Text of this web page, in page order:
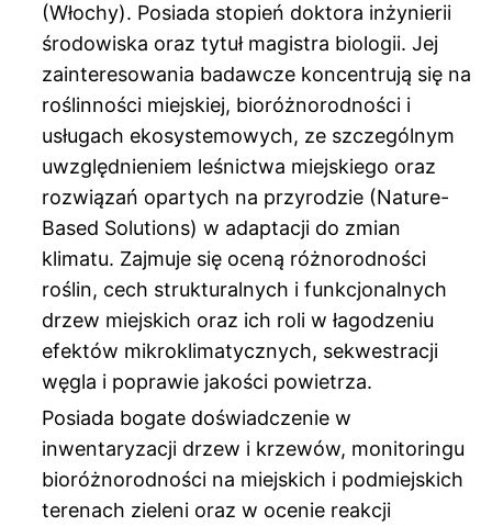
(Włochy). Posiada stopień doktora inżynierii
środowiska oraz tytuł magistra biologii. Jej
zainteresowania badawcze koncentrują się na
roślinności miejskiej, bioróżnorodności i
usługach ekosystemowych, ze szczególnym
uwzględnieniem leśnictwa miejskiego oraz
rozwiązań opartych na przyrodzie (Nature-
Based Solutions) w adaptacji do zmian
klimatu. Zajmuje się oceną różnorodności
roślin, cech strukturalnych i funkcjonalnych
drzew miejskich oraz ich roli w łagodzeniu
efektów mikroklimatycznych, sekwestracji
węgla i poprawie jakości powietrza.
Posiada bogate doświadczenie w
inwentaryzacji drzew i krzewów, monitoringu
bioróżnorodności na miejskich i podmiejskich
terenach zieleni oraz w ocenie reakcji